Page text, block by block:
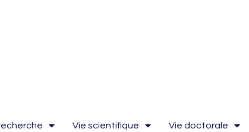
Vie scientifique Vie doctorale